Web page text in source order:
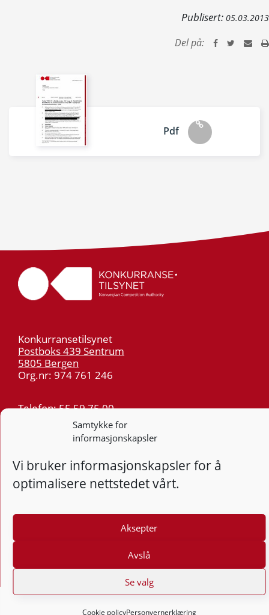
Samtykke for
informasjonskapsler
Vi bruker informasjonskapsler for å
optimalisere nettstedet vårt.
Aksepter
Avslå
Se valg
Cookie policyPersonvernerklæring
Publisert: 05.03.2013
Del på:
Pdf
Konkurransetilsynet
Postboks 439 Sentrum
5805 Bergen
Org.nr: 974 761 246
Telefon:55 59 75 00
post@kt.no
Nyhetsvarsel >>
Personvern